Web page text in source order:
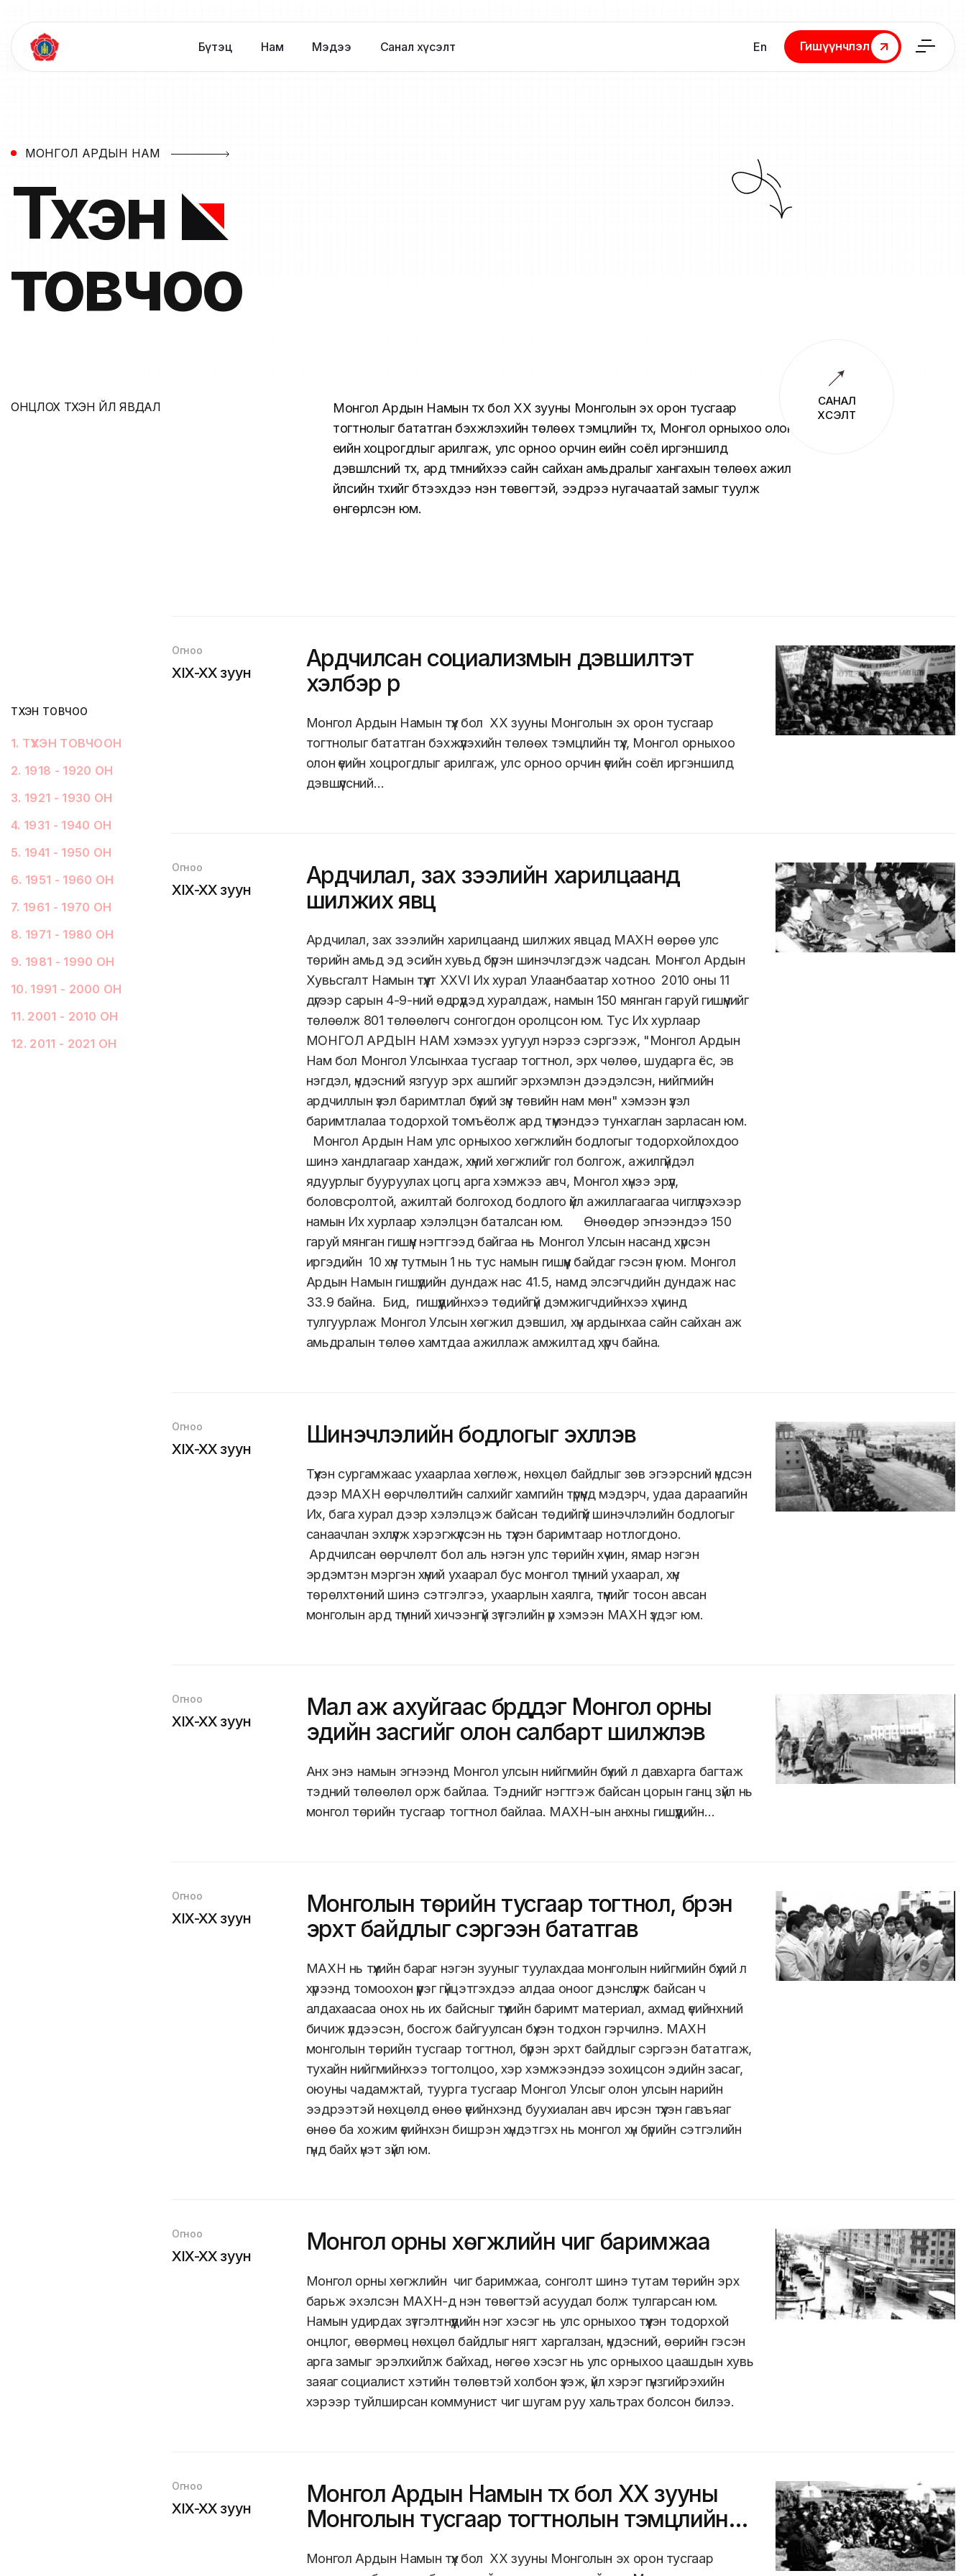
Бүтэц Нам Мэдээ Санал хүсэлт En
Гишүүнчлэл
Гишүүнчлэл
МОНГОЛ АРДЫН НАМ
Түүхэн
товчоо
ОНЦЛОХ ТҮҮХЭН ҮЙЛ ЯВДАЛ
Монгол Ардын Намын түүх бол ХХ зууны Монголын эх орон тусгаар
тогтнолыг бататган бэхжүүлэхийн төлөөх тэмцлийн түүх, Монгол орныхоо олон
үеийн хоцрогдлыг арилгаж, улс орноо орчин үеийн соёл иргэншилд
дэвшүүлсний түүх, ард түмнийхээ сайн сайхан амьдралыг хангахын төлөөх ажил
үйлсийн түүхийг бүтээхдээ нэн төвөгтэй, ээдрээ нугачаатай замыг туулж
өнгөрүүлсэн юм.
САНАЛ
ХҮСЭЛТ
ТҮҮХЭН ТОВЧОО
1. ТҮҮХЭН ТОВЧООН
2. 1918 - 1920 ОН
3. 1921 - 1930 ОН
4. 1931 - 1940 ОН
5. 1941 - 1950 ОН
6. 1951 - 1960 ОН
7. 1961 - 1970 ОН
8. 1971 - 1980 ОН
9. 1981 - 1990 ОН
10. 1991 - 2000 ОН
11. 2001 - 2010 ОН
12. 2011 - 2021 ОН
Огноо
XIX-XX зуун
Ардчилсан социализмын дэвшилтэт
хэлбэр рүү
Монгол Ардын Намын түүх бол ХХ зууны Монголын эх орон тусгаар
тогтнолыг бататган бэхжүүлэхийн төлөөх тэмцлийн түүх, Монгол орныхоо
олон үеийн хоцрогдлыг арилгаж, улс орноо орчин үеийн соёл иргэншилд
дэвшүүлсний…
Огноо
XIX-XX зуун
Ардчилал, зах зээлийн харилцаанд
шилжих явц
Ардчилал, зах зээлийн харилцаанд шилжих явцад МАХН өөрөө улс
төрийн амьд эд эсийн хувьд бүрэн шинэчлэгдэж чадсан. Монгол Ардын
Хувьсгалт Намын түүхт XXVI Их хурал Улаанбаатар хотноо 2010 оны 11
дүгээр сарын 4-9-ний өдрүүдэд хуралдаж, намын 150 мянган гаруй гишүүнийг
төлөөлж 801 төлөөлөгч сонгогдон оролцсон юм. Тус Их хурлаар
МОНГОЛ АРДЫН НАМ хэмээх уугуул нэрээ сэргээж, "Монгол Ардын
Нам бол Монгол Улсынхаа тусгаар тогтнол, эрх чөлөө, шударга ёс, эв
нэгдэл, үндэсний язгуур эрх ашгийг эрхэмлэн дээдэлсэн, нийгмийн
ардчиллын үзэл баримтлал бүхий зүүн төвийн нам мөн" хэмээн үзэл
баримтлалаа тодорхой томъёолж ард түмэндээ тунхаглан зарласан юм.
Монгол Ардын Нам улс орныхоо хөгжлийн бодлогыг тодорхойлохдоо
шинэ хандлагаар хандаж, хүний хөгжлийг гол болгож, ажилгүйдэл
ядуурлыг бууруулах цогц арга хэмжээ авч, Монгол хүнээ эрүүл,
боловсролтой, ажилтай болгоход бодлого үйл ажиллагаагаа чиглүүлэхээр
намын Их хурлаар хэлэлцэн баталсан юм. Өнөөдөр эгнээндээ 150
гаруй мянган гишүүн нэгтгээд байгаа нь Монгол Улсын насанд хүрсэн
иргэдийн 10 хүн тутмын 1 нь тус намын гишүүн байдаг гэсэн үг юм. Монгол
Ардын Намын гишүүдийн дундаж нас 41.5, намд элсэгчдийн дундаж нас
33.9 байна. Бид, гишүүдийнхээ төдийгүй дэмжигчдийнхээ хүчинд
тулгуурлаж Монгол Улсын хөгжил дэвшил, хүн ардынхаа сайн сайхан аж
амьдралын төлөө хамтдаа ажиллаж амжилтад хүрч байна.
Огноо
XIX-XX зуун
Шинэчлэлийн бодлогыг эхлүүлэв
Түүхэн сургамжаас ухаарлаа хөглөж, нөхцөл байдлыг зөв эгээрсний үндсэн
дээр МАХН өөрчлөлтийн салхийг хамгийн түрүүнд мэдэрч, удаа дараагийн
Их, бага хурал дээр хэлэлцэж байсан төдийгүй шинэчлэлийн бодлогыг
санаачлан эхлүүлж хэрэгжүүлсэн нь түүхэн баримтаар нотлогдоно.
Ардчилсан өөрчлөлт бол аль нэгэн улс төрийн хүчин, ямар нэгэн
эрдэмтэн мэргэн хүний ухаарал бус монгол түмний ухаарал, хүн
төрөлхтөний шинэ сэтгэлгээ, ухаарлын хаялга, түүнийг тосон авсан
монголын ард түмний хичээнгүй зүтгэлийн үр хэмээн МАХН үздэг юм.
Огноо
XIX-XX зуун
Мал аж ахуйгаас бүрддэг Монгол орны
эдийн засгийг олон салбарт шилжүүлэв
Анх энэ намын эгнээнд Монгол улсын нийгмийн бүхий л давхарга багтаж
тэдний төлөөлөл орж байлаа. Тэднийг нэгтгэж байсан цорын ганц зүйл нь
монгол төрийн тусгаар тогтнол байлаа. МАХН-ын анхны гишүүдийн…
Огноо
XIX-XX зуун
Монголын төрийн тусгаар тогтнол, бүрэн
эрхт байдлыг сэргээн бататгав
МАХН нь түүхийн бараг нэгэн зууныг туулахдаа монголын нийгмийн бүхий л
хүрээнд томоохон үүрэг гүйцэтгэхдээ алдаа оноог дэнслүүлж байсан ч
алдахаасаа онох нь их байсныг түүхийн баримт материал, ахмад үеийнхний
бичиж үлдээсэн, босгож байгуулсан бүхэн тодхон гэрчилнэ. МАХН
монголын төрийн тусгаар тогтнол, бүрэн эрхт байдлыг сэргээн бататгаж,
тухайн нийгмийнхээ тогтолцоо, хэр хэмжээндээ зохицсон эдийн засаг,
оюуны чадамжтай, туурга тусгаар Монгол Улсыг олон улсын нарийн
ээдрээтэй нөхцөлд өнөө үеийнхэнд буухиалан авч ирсэн түүхэн гавъяаг
өнөө ба хожим үеийнхэн бишрэн хүндэтгэх нь монгол хүн бүрийн сэтгэлийн
гүнд байх үнэт зүйл юм.
Огноо
XIX-XX зуун
Монгол орны хөгжлийн чиг баримжаа
Монгол орны хөгжлийн чиг баримжаа, сонголт шинэ тутам төрийн эрх
барьж эхэлсэн МАХН-д нэн төвөгтэй асуудал болж тулгарсан юм.
Намын удирдах зүтгэлтнүүдийн нэг хэсэг нь улс орныхоо түүхэн тодорхой
онцлог, өвөрмөц нөхцөл байдлыг нягт харгалзан, үндэсний, өөрийн гэсэн
арга замыг эрэлхийлж байхад, нөгөө хэсэг нь улс орныхоо цаашдын хувь
заяаг социалист хэтийн төлөвтэй холбон үзэж, үйл хэрэг гүнзгийрэхийн
хэрээр туйлширсан коммунист чиг шугам руу хальтрах болсон билээ.
Огноо
XIX-XX зуун
Монгол Ардын Намын түүх бол ХХ зууны
Монголын тусгаар тогтнолын тэмцлийн
Монгол Ардын Намын түүх бол ХХ зууны Монголын эх орон тусгаар